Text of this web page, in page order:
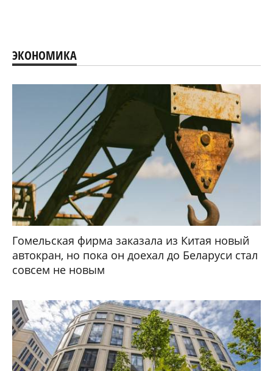
ЭКОНОМИКА
Гомельская фирма заказала из Китая новый
автокран, но пока он доехал до Беларуси стал
совсем не новым